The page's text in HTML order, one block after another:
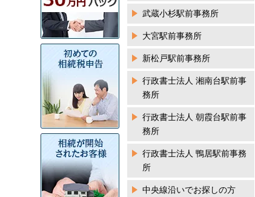
武蔵小杉駅前事務所
大宮駅前事務所
新松戸駅前事務所
行政書士法人 湘南台駅前事
務所
行政書士法人 朝霞台駅前事
務所
行政書士法人 鴨居駅前事務
所
中央線沿いでお探しの方